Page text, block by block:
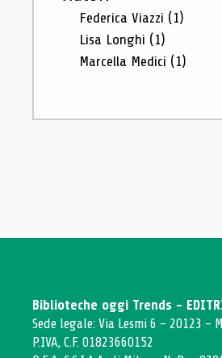
Federica Viazzi (1)
Lisa Longhi (1)
Marcella Medici (1)
Biblioteche oggi Trends -
Sede legale: Via Lesmi 6 - 20123 -
P.IVA, C.F. 01823660152